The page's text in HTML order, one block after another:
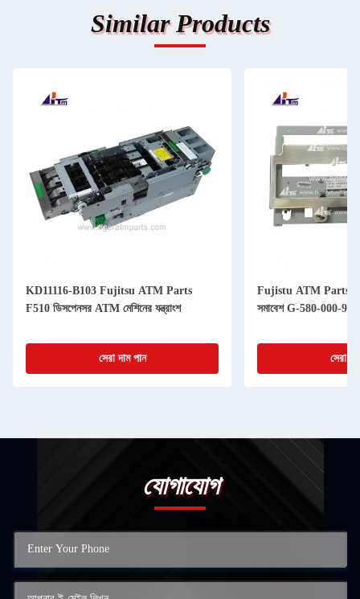
Similar Products
KD11116-B103 Fujitsu ATM Parts
F510 ডিসপেনসর ATM মেশিনের যন্ত্রাংশ
সেরা দাম পান
Fujistu ATM Parts
সমাবেশ G-580-000-
সেরা
যোগাযোগ